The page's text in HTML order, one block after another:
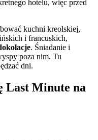
hotelu, więc przed
kuchni kreolskiej,
i francuskich,
. Śniadanie i
poza nim. Tu
dni.
Last Minute na